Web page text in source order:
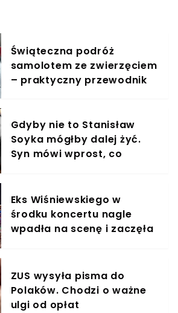
Świąteczna podróż
samolotem ze zwierzęciem
– praktyczny przewodnik
Gdyby nie to Stanisław
Soyka mógłby dalej żyć.
Syn mówi wprost, co
Eks Wiśniewskiego w
środku koncertu nagle
wpadła na scenę i zaczęła
ZUS wysyła pisma do
Polaków. Chodzi o ważne
ulgi od opłat